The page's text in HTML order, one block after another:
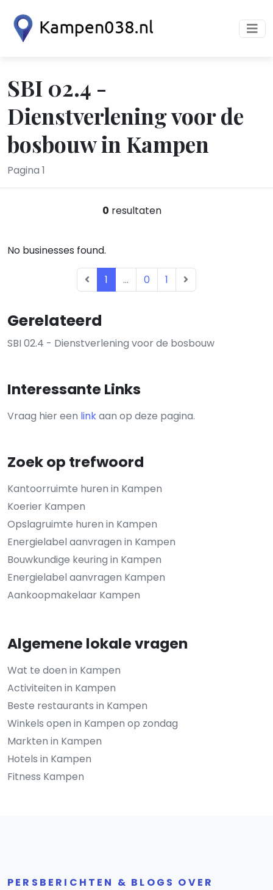
SBI 02.4 -
Dienstverlening voor de
bosbouw in Kampen
Pagina 1
Gerelateerd
SBI 02.4 - Dienstverlening voor de bosbouw
Interessante Links
Vraag hier een linkaan op deze pagina.
Zoek op trefwoord
Kantoorruimte huren in Kampen
Koerier Kampen
Opslagruimte huren in Kampen
Energielabel aanvragen in Kampen
Bouwkundige keuring in Kampen
Energielabel aanvragen Kampen
Aankoopmakelaar Kampen
Algemene lokale vragen
Wat te doen in Kampen
Activiteiten in Kampen
Beste restaurants in Kampen
Winkels open in Kampen op zondag
Markten in Kampen
Hotels in Kampen
Fitness Kampen
0 resultaten
No businesses found.
1 ... 0 1
PERSBERICHTEN & BLOGS OVER